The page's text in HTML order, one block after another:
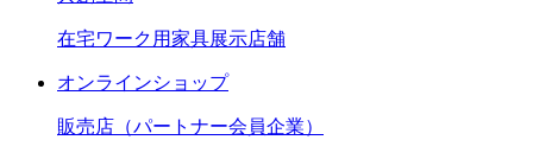
在宅ワーク用家具展示店舗
オンラインショップ
販売店（パートナー会員企業）